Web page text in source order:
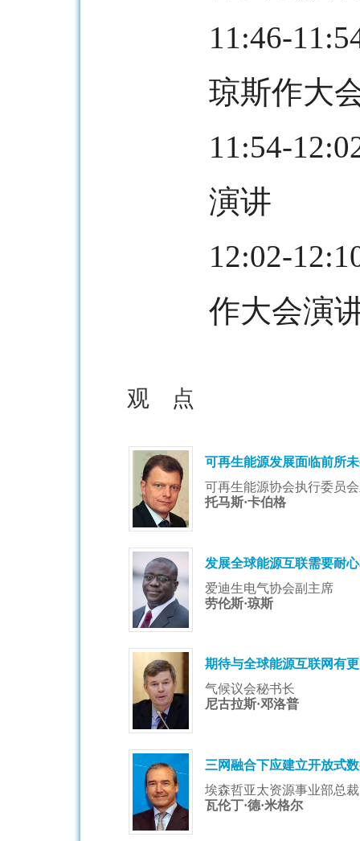
11:46-
琼斯作大
11:54-
演讲
12:02-
作大会演
观 点
可再生能源发展面临前所
可再生能源协会执行委员
托马斯·卡伯格
发展全球能源互联需要耐
爱迪生电气协会副主席
劳伦斯·琼斯
期待与全球能源互联网有
气候议会秘书长
尼古拉斯·邓洛普
三网融合下应建立开放式
埃森哲亚太资源事业部总裁
瓦伦丁·德·米格尔